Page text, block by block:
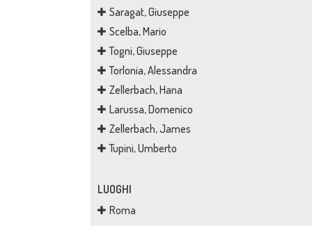
Saragat, Giuseppe
Scelba, Mario
Togni, Giuseppe
Torlonia, Alessandra
Zellerbach, Hana
Larussa, Domenico
Zellerbach, James
Tupini, Umberto
LUOGHI
Roma